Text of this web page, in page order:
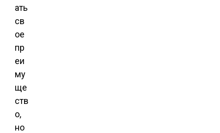
ать
св
ое
пр
еи
му
ще
ств
о,
но